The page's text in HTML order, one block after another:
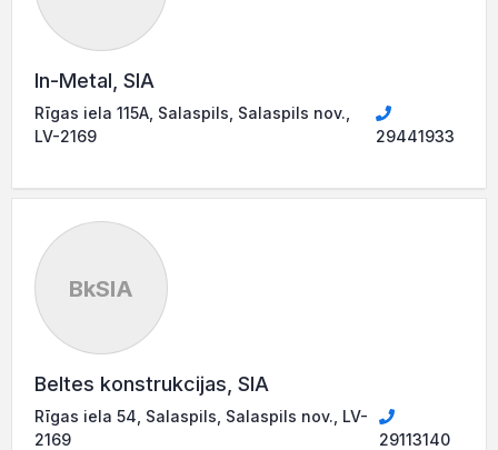
In-Metal, SIA
Rīgas iela 115A, Salaspils, Salaspils nov.,
LV-2169
29441933
BkSIA
Beltes konstrukcijas, SIA
Rīgas iela 54, Salaspils, Salaspils nov., LV-
2169
29113140